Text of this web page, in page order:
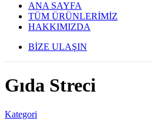
ANA SAYFA
TÜM ÜRÜNLERİMİZ
HAKKIMIZDA
BİZE ULAŞIN
Gıda Streci
Kategori